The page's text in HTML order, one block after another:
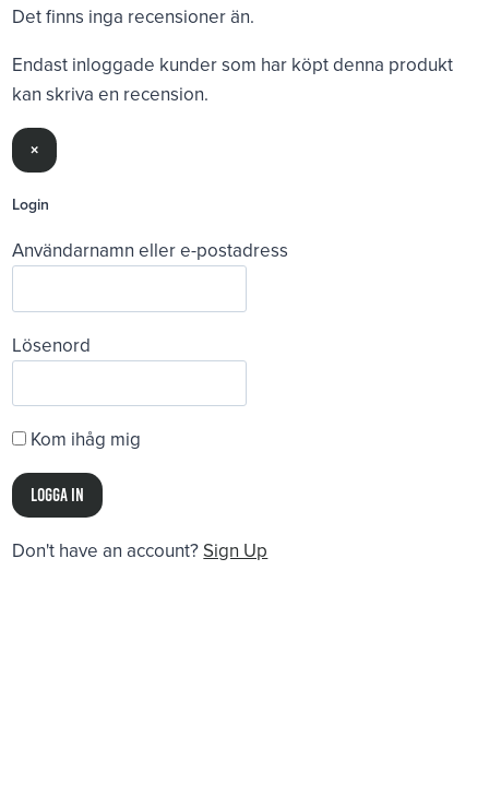
Det finns inga recensioner än.
Endast inloggade kunder som har köpt denna produkt
kan skriva en recension.
×
Login
Användarnamn eller e-postadress
Lösenord
Kom ihåg mig
Don't have an account? Sign Up